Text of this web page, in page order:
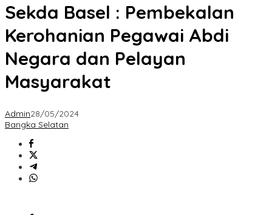
Sekda Basel : Pembekalan
Kerohanian Pegawai Abdi
Negara dan Pelayan
Masyarakat
Admin28/05/2024
Bangka Selatan